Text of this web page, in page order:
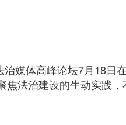
治媒体高峰论坛7月18日
焦法治建设的生动实践